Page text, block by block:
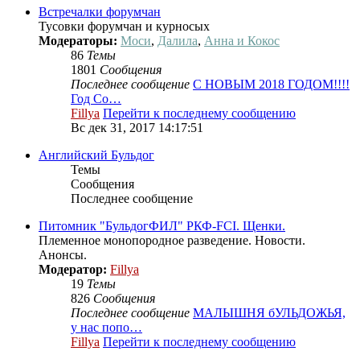
Встречалки форумчан
Тусовки форумчан и курносых
Модераторы: Моси, Далила, Анна и Кокос
86 Темы
1801 Сообщения
Последнее сообщение С НОВЫМ 2018 ГОДОМ!!!!
Год Со…
Fillya Перейти к последнему сообщению
Вс дек 31, 2017 14:17:51
Английский Бульдог
Темы
Сообщения
Последнее сообщение
Питомник "БульдогФИЛ" РКФ-FCI. Щенки.
Племенное монопородное разведение. Новости.
Анонсы.
Модератор: Fillya
19 Темы
826 Сообщения
Последнее сообщение МАЛЫШНЯ бУЛЬДОЖЬЯ,
у нас попо…
Fillya Перейти к последнему сообщению